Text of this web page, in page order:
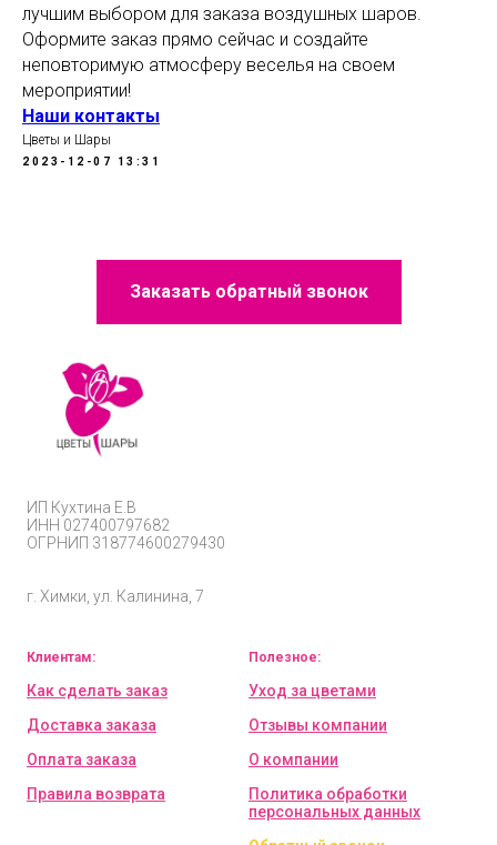
лучшим выбором для заказа воздушных шаров.
Оформите заказ прямо сейчас и создайте
неповторимую атмосферу веселья на своем
мероприятии!
Наши контакты
Цветы и Шары
2023-12-07 13:31
Заказать обратный звонок
ИП Кухтина Е.В
ИНН 027400797682
ОГРНИП 318774600279430
г. Химки, ул. Калинина, 7
Клиентам:
Как сделать заказ
Доставка заказа
Оплата заказа
Правила возврата
Полезное:
Уход за цветами
Отзывы компании
О компании
Политика обработки
персональных данных